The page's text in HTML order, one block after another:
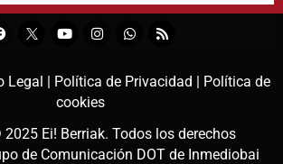
Legal | Política de Privacidad | Política de
cookies
2025 Ei! Berriak. Todos los derechos
de Comunicación DOT de Inmediobai